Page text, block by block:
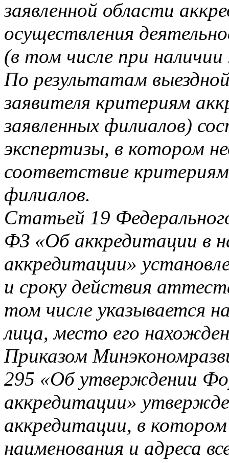
заявленной области
осуществления
(в том числе при
По результатам
заявителя критериям
заявленных филиалов)
экспертизы, в котором
соответствие
филиалов.
Статьей 19
ФЗ «Об аккредитации в
аккредитации»
и сроку действия
том числе указывается
лица, место его
Приказом
295 «Об утверждении
аккредитации»
аккредитации, в
наименования и адреса